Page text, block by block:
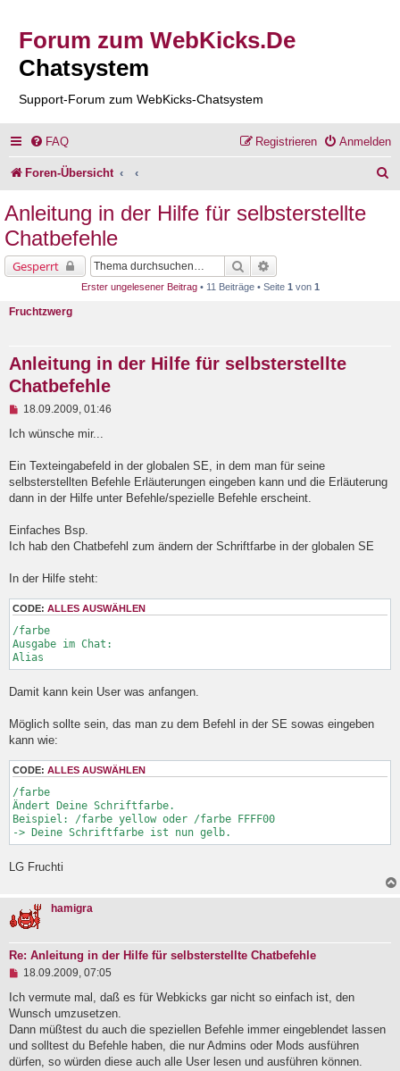
Forum zum WebKicks.De
Chatsystem
Support-Forum zum WebKicks-Chatsystem
FAQ Anmelden
Registrieren
Foren-Übersicht
Anleitung in der Hilfe für selbsterstellte
Chatbefehle
Gesperrt Suche
Erster ungelesener Beitrag• 11 Beiträge • Seite 1 von 1
Fruchtzwerg
Anleitung in der Hilfe für selbsterstellte
Chatbefehle
U
g
e
s
e
r
B
r
a
18.09.2009, 01:46
Ich wünsche mir...
Ein Texteingabefeld in der globalen SE, in dem man für seine
selbsterstellten Befehle Erläuterungen eingeben kann und die Erläuterung
dann in der Hilfe unter Befehle/spezielle Befehle erscheint.
Einfaches Bsp.
Ich hab den Chatbefehl zum ändern der Schriftfarbe in der globalen SE
In der Hilfe steht:
CODE: ALLES AUSWÄHLEN
/farbe
Ausgabe im Chat:
Damit kann kein User was anfangen.
Möglich sollte sein, das man zu dem Befehl in der SE sowas eingeben
kann wie:
CODE: ALLES AUSWÄHLEN
/farbe
Ändert Deine Schriftfarbe.
Beispiel: /farbe yellow oder /farbe FFFF00
-> Deine Schriftfarbe ist nun gelb.
LG Fruchti
hamigra
Re: Anleitung in der Hilfe für selbsterstellte Chatbefehle
U
g
e
l
e
s
e
18.09.2009, 07:05
Ich vermute mal, daß es für Webkicks gar nicht so einfach ist, den
Wunsch umzusetzen.
Dann müßtest du auch die speziellen Befehle immer eingeblendet lassen
und solltest du Befehle haben, die nur Admins oder Mods ausführen
dürfen, so würden diese auch alle User lesen und ausführen können.